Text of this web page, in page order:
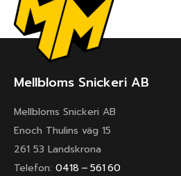
Mellbloms Snickeri AB
Mellbloms Snickeri AB
Enoch Thulins väg 15
261 53 Landskrona
Telefon: 0418 – 561 60